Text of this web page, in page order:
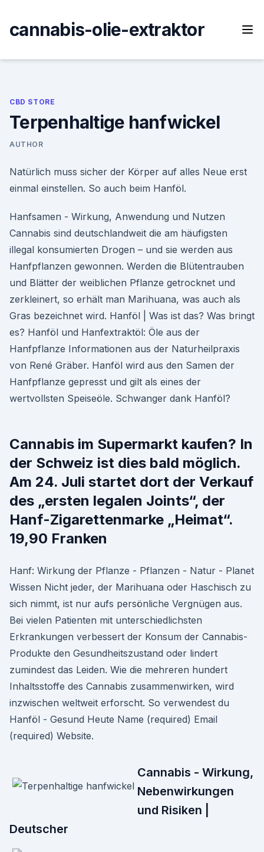
content
cannabis-olie-extraktor
CBD STORE
Terpenhaltige hanfwickel
AUTHOR
Natürlich muss sicher der Körper auf alles Neue erst
einmal einstellen. So auch beim Hanföl.
Hanfsamen - Wirkung, Anwendung und Nutzen
Cannabis sind deutschlandweit die am häufigsten
illegal konsumierten Drogen – und sie werden aus
Hanfpflanzen gewonnen. Werden die Blütentrauben
und Blätter der weiblichen Pflanze getrocknet und
zerkleinert, so erhält man Marihuana, was auch als
Gras bezeichnet wird. Hanföl | Was ist das? Was bringt
es? Hanföl und Hanfextraktöl: Öle aus der
Hanfpflanze Informationen aus der Naturheilpraxis
von René Gräber. Hanföl wird aus den Samen der
Hanfpflanze gepresst und gilt als eines der
wertvollsten Speiseöle. Schwanger dank Hanföl?
Cannabis im Supermarkt kaufen? In
der Schweiz ist dies bald möglich.
Am 24. Juli startet dort der Verkauf
des „ersten legalen Joints“, der
Hanf-Zigarettenmarke „Heimat“.
19,90 Franken
Hanf: Wirkung der Pflanze - Pflanzen - Natur - Planet
Wissen Nicht jeder, der Marihuana oder Haschisch zu
sich nimmt, ist nur aufs persönliche Vergnügen aus.
Bei vielen Patienten mit unterschiedlichsten
Erkrankungen verbessert der Konsum der Cannabis-
Produkte den Gesundheitszustand oder lindert
zumindest das Leiden. Wie die mehreren hundert
Inhaltsstoffe des Cannabis zusammenwirken, wird
inzwischen weltweit erforscht. So verwendest du
Hanföl - Gesund Heute Name (required) Email
(required) Website.
Cannabis - Wirkung,
Nebenwirkungen
und Risiken |
Deutscher